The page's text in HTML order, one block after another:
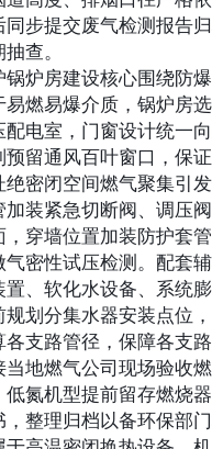
步提交废气检测报告
查。
炉房建设核心围绕防
燃易爆介质，锅炉房
电室，门窗设计统一
留通风百叶窗口，保
密闭空间燃气聚集引发
装紧急切断阀、调压
穿墙位置加装防护套
密性试压检测。配套
、软化水设备、系统
划分集水器安装点位
支路管径，保障各支
地燃气公司现场验收
氮机型提前留存燃烧
整理归档以备环保部门